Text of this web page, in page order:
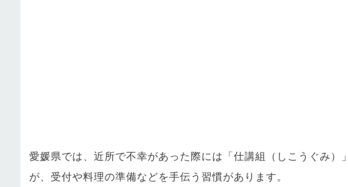
愛媛県では、近所で不幸があった際には「仕講組（しこうぐみ）
が、受付や料理の準備などを手伝う習慣があります。